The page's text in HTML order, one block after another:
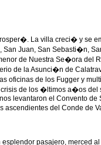
La villa creci� y se
San Juan, San Sebasti�n,
de Nuestra Se�ora del
de la Asunci�n de
oficinas de los Fugger y
crisis de los �ltimos a�os
levantaron el Convento
ascendientes del Conde de
pasajero, merced